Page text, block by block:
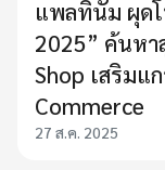
แพลทินัม ผุดโ
2025” ค้นหา
Shop เสริมแ
Commerce
27 ส.ค. 2025